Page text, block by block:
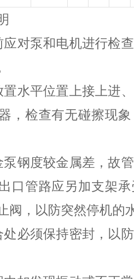
应对泵和电机进行检
置水平位置上接上进
，检查有无碰擦现
泵钢度较金属差，故
口管路应另加支架
阀，以防突然停机的
处必须保持密封，以